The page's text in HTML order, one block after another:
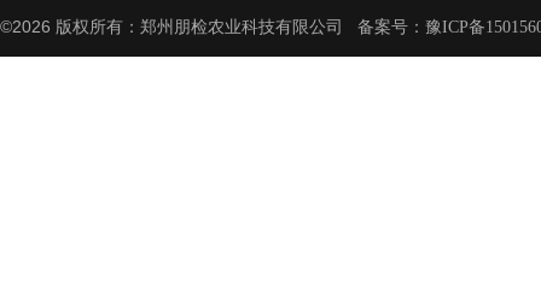
©2026 版权所有：郑州朋检农业科技有限公司 备案号： 豫ICP备